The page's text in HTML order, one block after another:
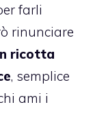
farli
rinunciare
ricotta
, semplice
ami i